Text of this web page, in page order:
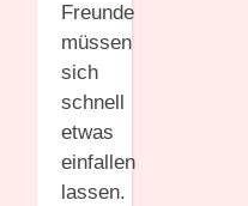
Freunde
müssen
sich
schnell
etwas
einfallen
lassen.